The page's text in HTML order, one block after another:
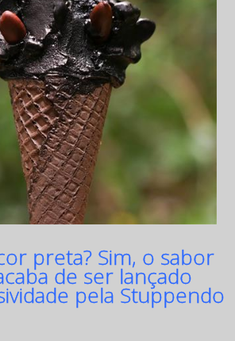
preta? Sim, o sabor
de ser lançado
pela Stuppendo